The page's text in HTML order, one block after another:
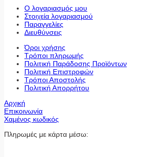
Ο λογαριασμός μου
Στοιχεία λογαριασμού
Παραγγελίες
Διευθύνσεις
Όροι χρήσης
Τρόποι πληρωμής
Πολιτική Παράδοσης Προϊόντων
Πολιτική Επιστροφών
Τρόποι Αποστολής
Πολιτική Απορρήτου
Αρχική
Επικοινωνία
Χαμένος κωδικός
Πληρωμές με κάρτα μέσω: